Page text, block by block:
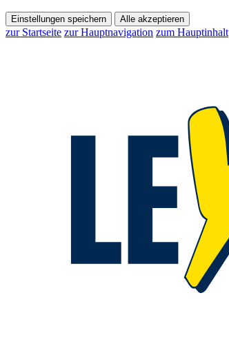
Einstellungen speichern Alle akzeptieren
zur Startseite zur Hauptnavigation zum Hauptinhalt